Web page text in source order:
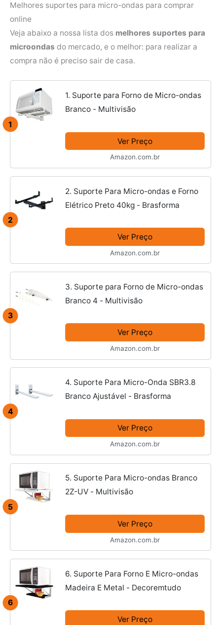
Melhores suportes para micro-ondas para comprar
online
Veja abaixo a nossa lista dos melhores suportes para
microondas do mercado, e o melhor: para realizar a
compra não é preciso sair de casa.
1
1. Suporte para Forno de Micro-ondas
Branco - Multivisão
Ver Preço
Amazon.com.br
2
2. Suporte Para Micro-ondas e Forno
Elétrico Preto 40kg - Brasforma
Ver Preço
Amazon.com.br
3
3. Suporte para Forno de Micro-ondas
Branco 4 - Multivisão
Ver Preço
Amazon.com.br
4
4. Suporte Para Micro-Onda SBR3.8
Branco Ajustável - Brasforma
Ver Preço
Amazon.com.br
5
5. Suporte Para Micro-ondas Branco
2Z-UV - Multivisão
Ver Preço
Amazon.com.br
6
6. Suporte Para Forno E Micro-ondas
Madeira E Metal - Decoremtudo
Ver Preço